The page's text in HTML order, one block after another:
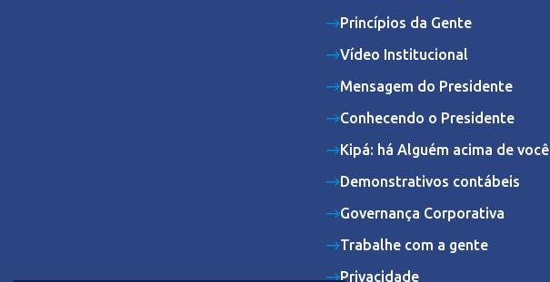
Princípios da Gente
Vídeo Institucional
Mensagem do Presidente
Conhecendo o Presidente
Kipá: há Alguém acima de você
Demonstrativos contábeis
Governança Corporativa
Trabalhe com a gente
Privacidade